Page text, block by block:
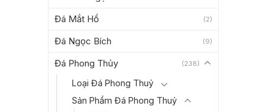
Đá Mắt Hổ (2)
Đá Ngọc Bích (9)
Đá Phong Thủy (238)
Loại Đá Phong Thuỷ
Sản Phẩm Đá Phong Thuỷ